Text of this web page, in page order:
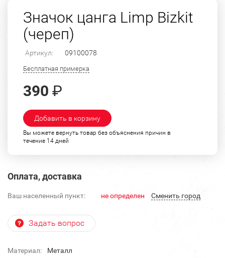
Значок цанга Limp Bizkit
(череп)
Артикул: 09100078
Бесплатная примерка
390 ₽
Добавить в корзину
Вы можете вернуть товар без объяснения причин в
течение 14 дней
Оплата, доставка
Ваш населенный пункт: не определен Cменить город
Задать вопрос
Материал:
Металл